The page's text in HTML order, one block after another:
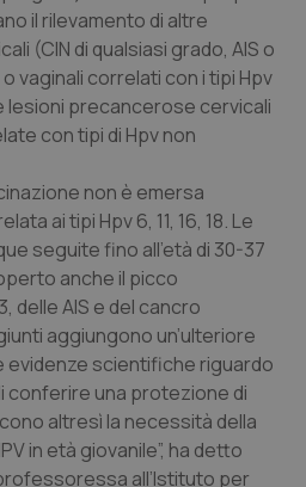
il rilevamento di altre
(CIN di qualsiasi grado, AIS o
vaginali correlati con i tipi Hpv
lesioni precancerose cervicali
con tipi di Hpv non
non è emersa
ai tipi Hpv 6, 11, 16, 18. Le
seguite fino all’età di 30-37
anche il picco
delle AIS e del cancro
aggiungono un’ulteriore
evidenze scientifiche riguardo
conferire una protezione di
altresì la necessità della
in età giovanile”, ha detto
all’Istituto per